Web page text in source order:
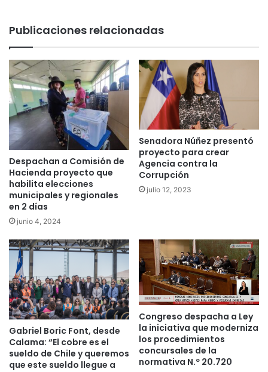
Publicaciones relacionadas
Despachan a Comisión de
Hacienda proyecto que
habilita elecciones
municipales y regionales
en 2 días
junio 4, 2024
Senadora Núñez presentó
proyecto para crear
Agencia contra la
Corrupción
julio 12, 2023
Gabriel Boric Font, desde
Calama: “El cobre es el
sueldo de Chile y queremos
que este sueldo llegue a
Congreso despacha a Ley
la iniciativa que moderniza
los procedimientos
concursales de la
normativa N.º 20.720